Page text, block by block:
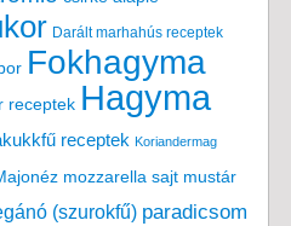
Darált marhahús receptek
Fokhagyma
receptek Hagyma
receptek Koriandermag
mozzarella sajt mustár
(szurokfű) paradicsom